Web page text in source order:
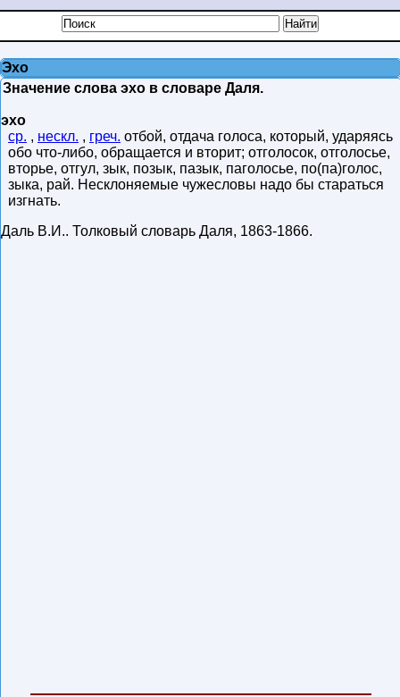
Эхо
Значение слова эхо в словаре Даля.
эхо
ср. , нескл. , греч. отбой, отдача голоса, который, ударяясь
обо что-либо, обращается и вторит; отголосок, отголосье,
вторье, отгул, зык, позык, пазык, паголосье, по(па)голос,
зыка, рай. Несклоняемые чужесловы надо бы стараться
изгнать.
Даль В.И.. Толковый словарь Даля, 1863-1866.